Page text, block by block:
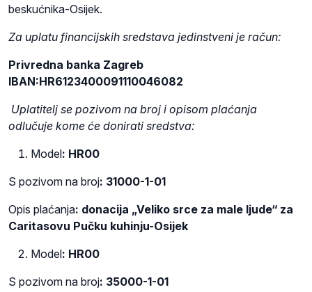
beskućnika-Osijek.
Za uplatu financijskih sredstava jedinstveni je račun:
Privredna banka Zagreb
IBAN:HR6123400091110046082
Uplatitelj se pozivom na broj i opisom plaćanja
odlučuje kome će donirati sredstva:
Model: HR00
S pozivom na broj: 31000-1-01
Opis plaćanja: donacija „Veliko srce za male ljude“ za
Caritasovu Pučku kuhinju-Osijek
Model: HR00
S pozivom na broj: 35000-1-01